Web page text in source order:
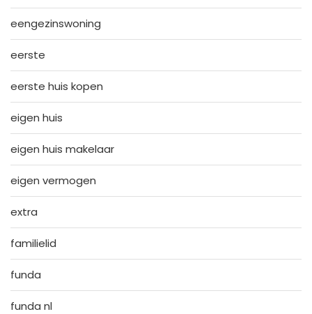
eengezinswoning
eerste
eerste huis kopen
eigen huis
eigen huis makelaar
eigen vermogen
extra
familielid
funda
funda nl